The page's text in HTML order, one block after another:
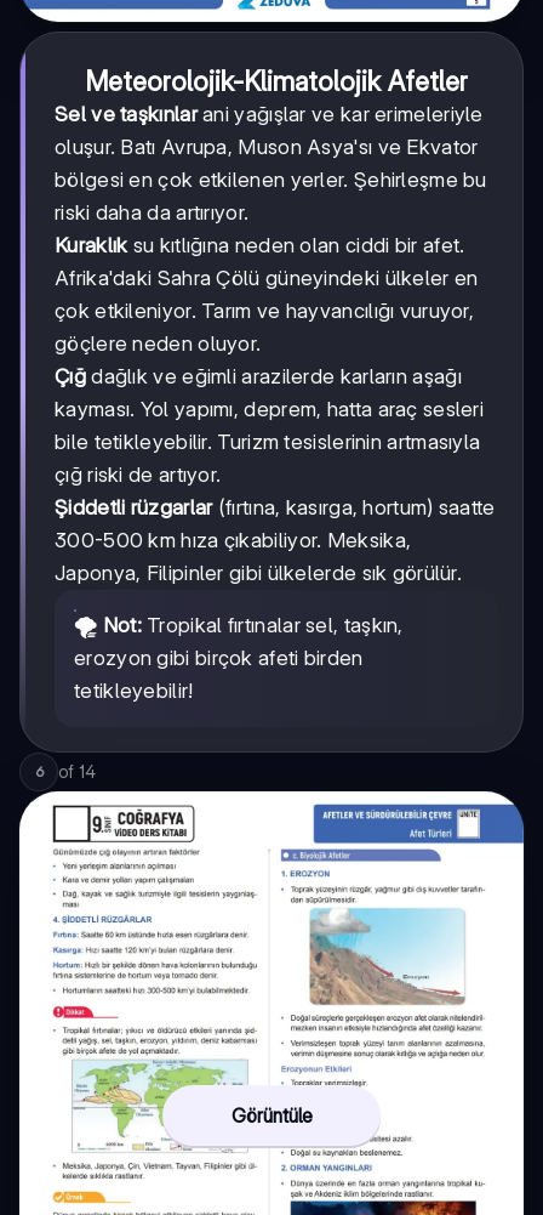
Meteorolojik-Klimatolojik Afetler
Sel ve taşkınlarani yağışlar ve kar erimeleriyle
oluşur. Batı Avrupa, Muson Asya'sı ve Ekvator
bölgesi en çok etkilenen yerler. Şehirleşme bu
riski daha da artırıyor.
Kuraklıksu kıtlığına neden olan ciddi bir afet.
Afrika'daki Sahra Çölü güneyindeki ülkeler en
çok etkileniyor. Tarım ve hayvancılığı vuruyor,
göçlere neden oluyor.
Çığdağlık ve eğimli arazilerde karların aşağı
kayması. Yol yapımı, deprem, hatta araç sesleri
bile tetikleyebilir. Turizm tesislerinin artmasıyla
çığ riski de artıyor.
Şiddetli rüzgarlar(fırtına, kasırga, hortum) saatte
300-500 km hıza çıkabiliyor. Meksika,
Japonya, Filipinler gibi ülkelerde sık görülür.
🌪️ Not:Tropikal fırtınalar sel, taşkın,
erozyon gibi birçok afeti birden
tetikleyebilir!
6 of 14
Görüntüle